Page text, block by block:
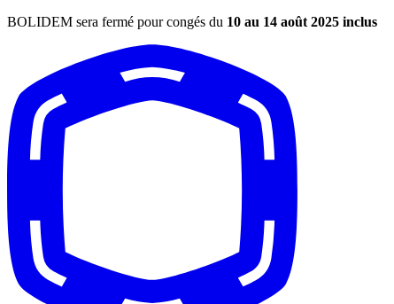
BOLIDEM sera fermé pour congés du 10 au 14 août 2025 inclus